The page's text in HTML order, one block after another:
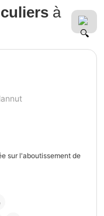
à
sur l'aboutissement de